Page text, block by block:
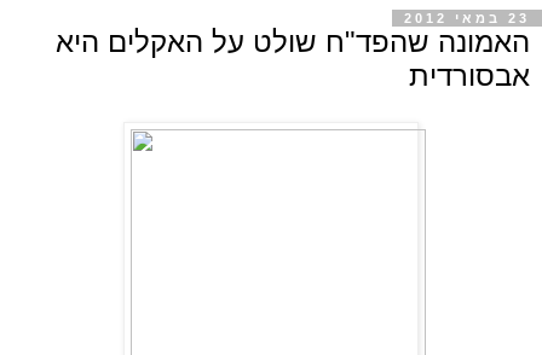
23 במאי 2012
האמונה שהפד"ח שולט על האקלים היא
אבסורדית